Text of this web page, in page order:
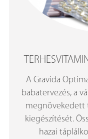
A Gravida
babatervezés, a
megnövekedett
kiegészítését.
hazai